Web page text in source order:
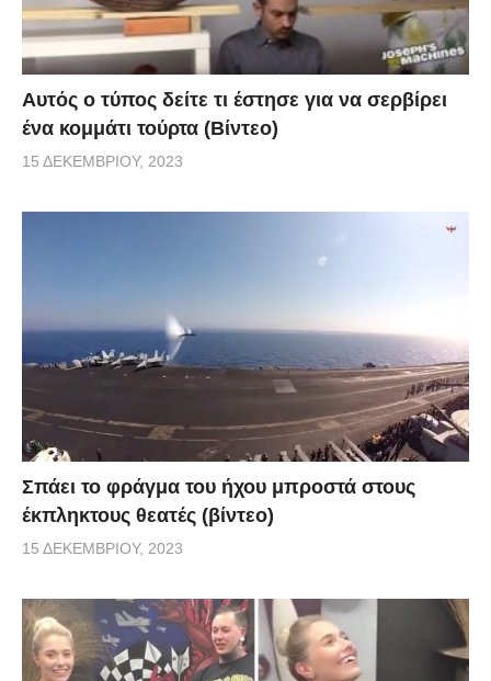
Αυτός ο τύπος δείτε τι έστησε για να σερβίρει
ένα κομμάτι τούρτα (Βίντεο)
15 ΔΕΚΕΜΒΡΊΟΥ, 2023
Σπάει το φράγμα του ήχου μπροστά στους
έκπληκτους θεατές (βίντεο)
15 ΔΕΚΕΜΒΡΊΟΥ, 2023